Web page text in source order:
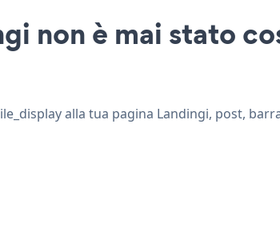
non è mai stato
alla tua pagina Landingi, post,